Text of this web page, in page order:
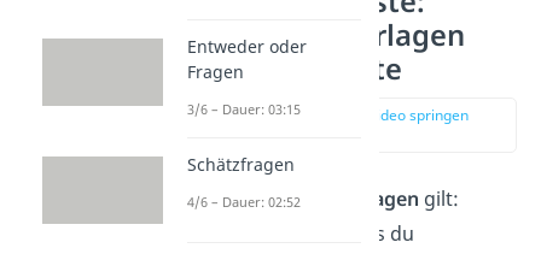
Wichtige Unterlagen
und Dokumente
zur Stelle im Video springen
Auch für deine Unterlagen gilt:
Nimm nur das mit, was du
Entweder oder
Fragen
3/6 – Dauer: 03:15
Schätzfragen
4/6 – Dauer: 02:52